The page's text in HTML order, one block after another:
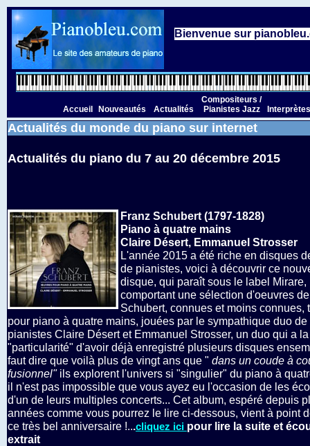
Bienvenue sur
Accueil Nouveautés Actualités
Compositeurs /
Pianistes Jazz
Actualités du monde du piano sur internet
Actualités du piano du 7 au 20 décembre 2015
Franz Schubert (1797-1828)
Piano à quatre mains
Claire Désert, Emmanuel Strosser
L'année 2015 a été riche en disques
de pianistes, voici à découvrir ce
disque, qui paraît sous le label Mirare,
comportant une sélection d'oeuvres
Schubert, connues et moins connues,
pour piano à quatre mains, jouées par le sympathique duo de
pianistes Claire Désert et Emmanuel Strosser, un duo qui a la
"particularité" d'avoir déjà enregistré plusieurs disques
faut dire que voilà plus de vingt ans que " dans un coude à
fusionnel"ils explorent l'univers si "singulier" du piano à
il n'est pas impossible que vous ayez eu l'occasion de les
d'un de leurs multiples concerts... Cet album, espéré depuis
années comme vous pourrez le lire ci-dessous, vient à point
ce très bel anniversaire !...cliquez ici pour lire la suite et
extrait